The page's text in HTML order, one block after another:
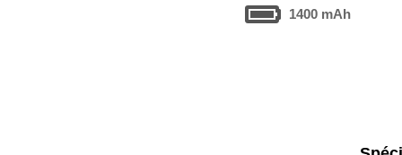
1400 mAh